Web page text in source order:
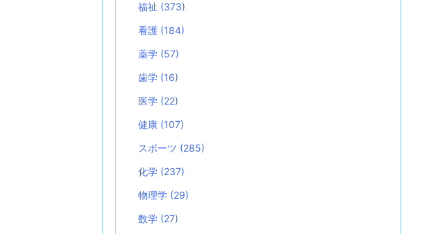
福祉 (373)
看護 (184)
薬学 (57)
歯学 (16)
医学 (22)
健康 (107)
スポーツ (285)
化学 (237)
物理学 (29)
数学 (27)